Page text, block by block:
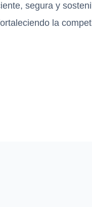
segura y
la